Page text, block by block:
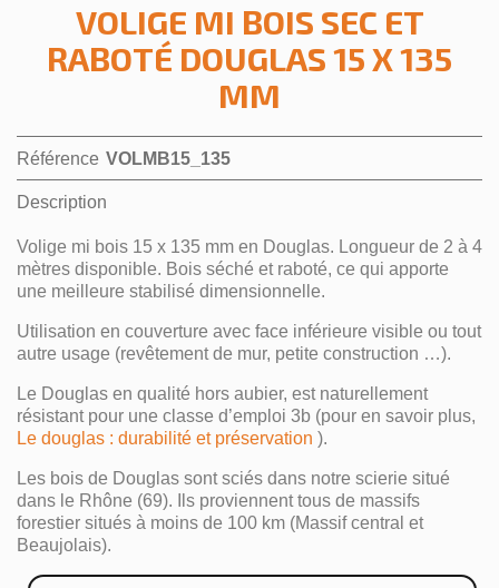
VOLIGE MI BOIS SEC ET
RABOTÉ DOUGLAS 15 X 135
MM
Référence VOLMB15_135
Description
Volige mi bois 15 x 135 mm en Douglas. Longueur de 2 à 4
mètres disponible. Bois séché et raboté, ce qui apporte
une meilleure stabilisé dimensionnelle.
Utilisation en couverture avec face inférieure visible ou tout
autre usage (revêtement de mur, petite construction …).
Le Douglas en qualité hors aubier, est naturellement
résistant pour une classe d’emploi 3b (pour en savoir plus,
Le douglas : durabilité et préservation ).
Les bois de Douglas sont sciés dans notre scierie situé
dans le Rhône (69). Ils proviennent tous de massifs
forestier situés à moins de 100 km (Massif central et
Beaujolais).